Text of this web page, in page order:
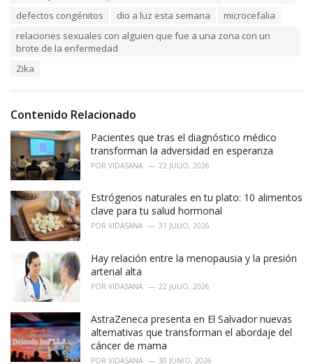
defectos congénitos
dio a luz esta semana
microcefalia
relaciones sexuales con alguien que fue a una zona con un
brote de la enfermedad
Zika
Contenido Relacionado
Pacientes que tras el diagnóstico médico
transforman la adversidad en esperanza
POR VIDASANA 22 JULIO, 2026
Estrógenos naturales en tu plato: 10 alimentos
clave para tu salud hormonal
POR VIDASANA 31 JULIO, 2026
Hay relación entre la menopausia y la presión
arterial alta
POR VIDASANA 22 JULIO, 2026
AstraZeneca presenta en El Salvador nuevas
alternativas que transforman el abordaje del
cáncer de mama
POR VIDASANA 30 JUNIO, 2026